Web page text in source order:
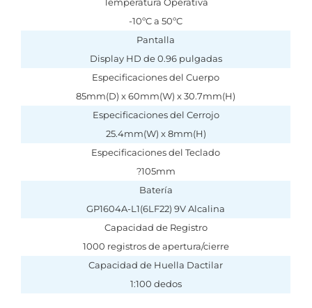
Temperatura Operativa
-10ºC a 50ºC
Pantalla
Display HD de 0.96 pulgadas
Especificaciones del Cuerpo
85mm(D) x 60mm(W) x 30.7mm(H)
Especificaciones del Cerrojo
25.4mm(W) x 8mm(H)
Especificaciones del Teclado
?105mm
Batería
GP1604A-L1(6LF22) 9V Alcalina
Capacidad de Registro
1000 registros de apertura/cierre
Capacidad de Huella Dactilar
1:100 dedos